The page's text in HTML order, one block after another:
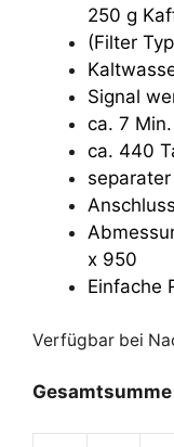
250 g
(Filter
Signal
ca. 7
ca. 440
x 950
Einfache
Verfügbar bei
Gesamtsumme